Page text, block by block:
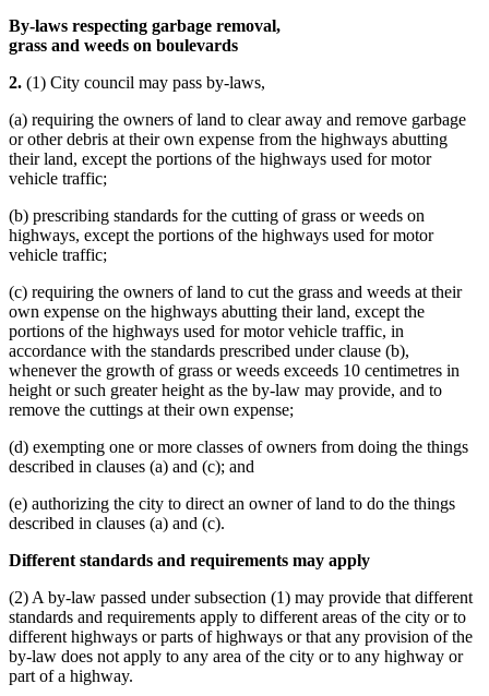
By-laws respecting garbage removal,
grass and weeds on boulevards
2. (1) City council may pass by-laws,
(a) requiring the owners of land to clear away and remove garbage
or other debris at their own expense from the highways abutting
their land, except the portions of the highways used for motor
vehicle traffic;
(b) prescribing standards for the cutting of grass or weeds on
highways, except the portions of the highways used for motor
vehicle traffic;
(c) requiring the owners of land to cut the grass and weeds at their
own expense on the highways abutting their land, except the
portions of the highways used for motor vehicle traffic, in
accordance with the standards prescribed under clause (b),
whenever the growth of grass or weeds exceeds 10 centimetres in
height or such greater height as the by-law may provide, and to
remove the cuttings at their own expense;
(d) exempting one or more classes of owners from doing the things
described in clauses (a) and (c); and
(e) authorizing the city to direct an owner of land to do the things
described in clauses (a) and (c).
Different standards and requirements may apply
(2) A by-law passed under subsection (1) may provide that different
standards and requirements apply to different areas of the city or to
different highways or parts of highways or that any provision of the
by-law does not apply to any area of the city or to any highway or
part of a highway.